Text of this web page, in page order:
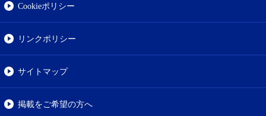
Cookieポリシー
リンクポリシー
サイトマップ
掲載をご希望の方へ